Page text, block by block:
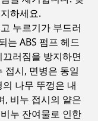
하세요.
누르기가 부드러
는 ABS 펌프 헤드
러짐을 방지하면
접시, 면병은 동일
나무 뚜껑은 내
, 비누 접시의 얕은
누 잔여물로 인한